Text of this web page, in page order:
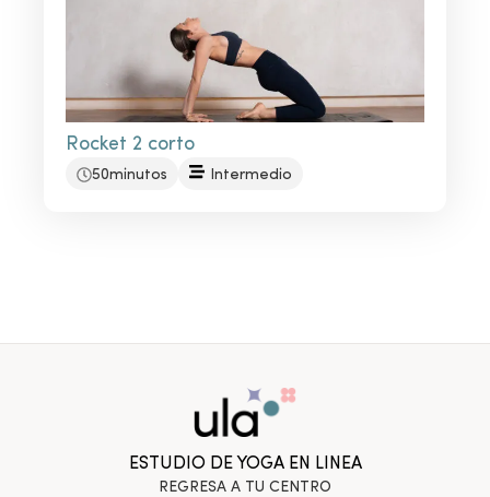
Rocket 2 corto
50minutos Intermedio
ESTUDIO DE YOGA EN LINEA
REGRESA A TU CENTRO